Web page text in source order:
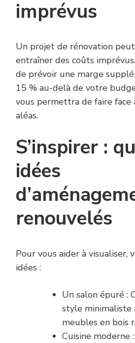
imprévus
Un projet de rénovation
entraîner des coûts
de prévoir une marge
15 % au-delà de votre
vous permettra de faire face
aléas.
S’inspirer :
idées
renouvelés
Pour vous aider à visualiser,
idées :
Un salon épuré :
style minimaliste
meubles en bois
Cuisine moderne